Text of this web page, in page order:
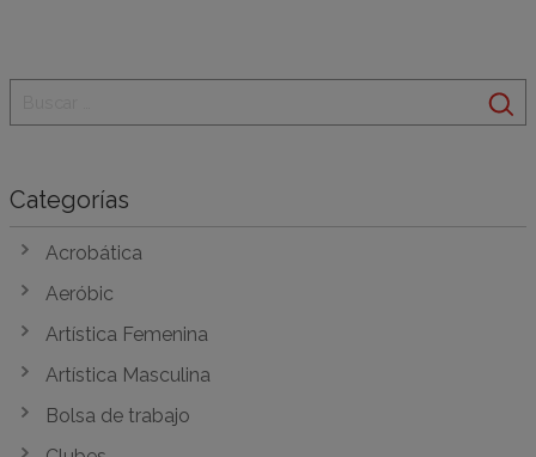
Categorías
Acrobática
Aeróbic
Artística Femenina
Artística Masculina
Bolsa de trabajo